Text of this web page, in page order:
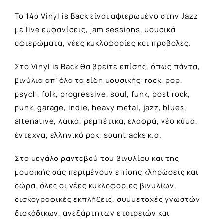
Το 14ο Vinyl is Back είναι αφιερωμένο στην Jazz
με live εμφανίσεις, jam sessions, μουσικά
αφιερώματα, νέες κυκλοφορίες και προβολές.
Στο Vinyl is Back θα βρείτε επίσης, όπως πάντα,
βινύλια απ’ όλα τα είδη μουσικής: rock, pop,
psych, folk, progressive, soul, funk, post rock,
punk, garage, indie, heavy metal, jazz, blues,
altenative, λαϊκά, ρεμπέτικα, ελαφρά, νέο κύμα,
έντεχνα, ελληνικό ροκ, sountracks κ.α.
Στο μεγάλο ραντεβού του βινυλίου και της
μουσικής σάς περιμένουν επίσης κληρώσεις και
δώρα, όλες οι νέες κυκλοφορίες βινυλίων,
δισκογραφικές εκπλήξεις, συμμετοχές γνωστών
δισκάδικων, ανεξάρτητων εταιρειών και